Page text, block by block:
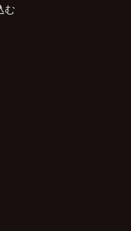
む